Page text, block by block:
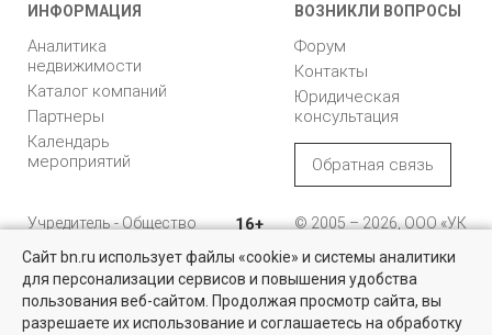
ИНФОРМАЦИЯ
Аналитика
недвижимости
Каталог компаний
Партнеры
Календарь
мероприятий
ВОЗНИКЛИ ВОПРОСЫ
Форум
Контакты
Юридическая
консультация
Обратная связь
Учредитель - Общество
ответственностью
"Управляющая
компания "Бюллетень
недвижимости"
16+
© 2005 – 2026, ООО «УК
196105, Санкт-
Петербург, пр. Юрия
Гагарина, 1
Сайт bn.ru использует файлы «cookie» и системы аналитики
для персонализации сервисов и повышения удобства
пользования веб-сайтом. Продолжая просмотр сайта, вы
разрешаете их использование и соглашаетесь на обработку